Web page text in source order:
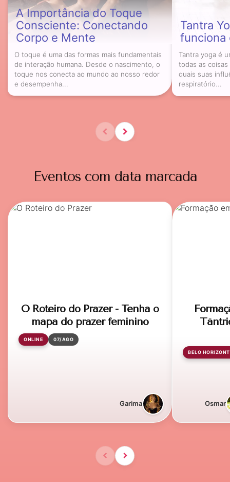
A Importância do Toque
Consciente: Conectando
Corpo e Mente
O toque é uma das formas mais fundamentais
de interação humana. Desde o nascimento, o
toque nos conecta ao mundo ao nosso redor
e desempenha...
Tantra
funciona
Tantra yoga é
todas as
quais suas
respiratório...
Eventos com data marcada
O Roteiro do Prazer - Tenha o
mapa do prazer feminino
ONLINE 07/AGO
Garima
BELO
Osmar